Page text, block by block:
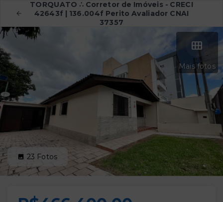
TORQUATO ∴ Corretor de Imóveis - CRECI
42643f | 136.004f Perito Avaliador CNAI
37357
Mais fotos
23 Fotos